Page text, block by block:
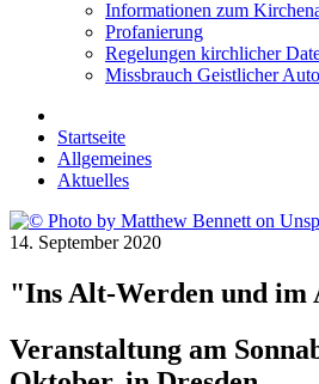
Informationen zum
Profanierung
Regelungen kirchlicher
Missbrauch Geistlicher
Startseite
Allgemeines
Aktuelles
14. September 2020
"Ins Alt-Werden und im
Veranstaltung am